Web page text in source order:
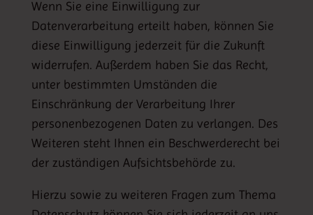
Wenn Sie eine Einwilligung zur
Datenverarbeitung erteilt haben, können Sie
diese Einwilligung jederzeit für die Zukunft
widerrufen. Außerdem haben Sie das Recht,
unter bestimmten Umständen die
Einschränkung der Verarbeitung Ihrer
personenbezogenen Daten zu verlangen. Des
Weiteren steht Ihnen ein Beschwerderecht bei
der zuständigen Aufsichtsbehörde zu.
Hierzu sowie zu weiteren Fragen zum Thema